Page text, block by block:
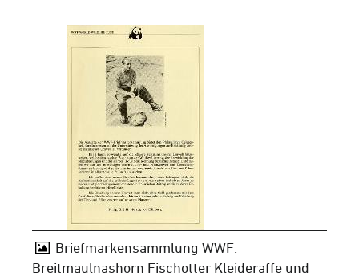
Briefmarkensammlung WWF:
Breitmaulnashorn Fischotter Kleideraffe und